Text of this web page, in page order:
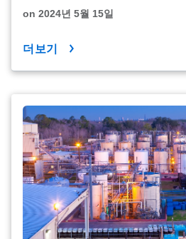
on 2024년 5월 15일
더보기